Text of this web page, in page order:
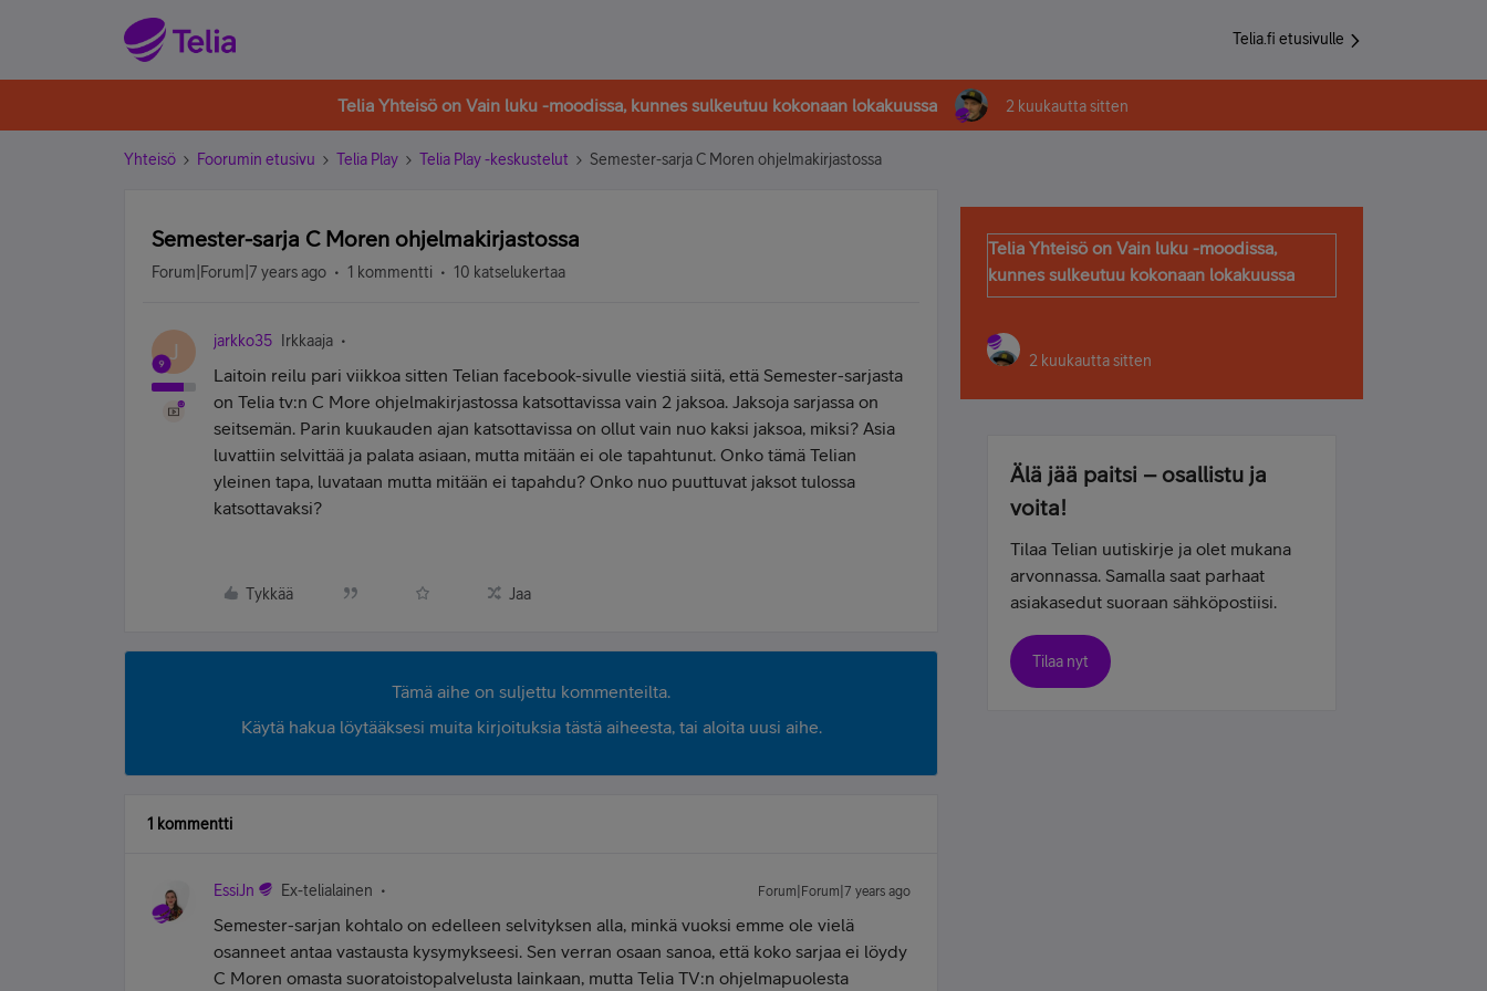
Telia.fi etusivulle
Telia Yhteisö on Vain luku -moodissa, kunnes sulkeutuu kokonaan lokakuussa 2 kuukautta sitten
Yhteisö Foorumin etusivu Telia Play Telia Play -keskustelut Semester-sarja C Moren ohjelmakirjastossa
Semester-sarja C Moren ohjelmakirjastossa
Forum|Forum|7 years ago 1 kommentti 10 katselukertaa
J jarkko35 Irkkaaja
Laitoin reilu pari viikkoa sitten Telian facebook-sivulle viestiä siitä, että Semester-sarjasta
on Telia tv:n C More ohjelmakirjastossa katsottavissa vain 2 jaksoa. Jaksoja sarjassa on
seitsemän. Parin kuukauden ajan katsottavissa on ollut vain nuo kaksi jaksoa, miksi? Asia
luvattiin selvittää ja palata asiaan, mutta mitään ei ole tapahtunut. Onko tämä Telian
yleinen tapa, luvataan mutta mitään ei tapahdu? Onko nuo puuttuvat jaksot tulossa
katsottavaksi?
Tykkää Jaa
Tämä aihe on suljettu kommenteilta.
Käytä hakua löytääksesi muita kirjoituksia tästä aiheesta, tai aloita uusi aihe.
1 kommentti
EssiJn Ex-telialainen Forum|Forum|7 years ago
Semester-sarjan kohtalo on edelleen selvityksen alla, minkä vuoksi emme ole vielä
osanneet antaa vastausta kysymykseesi. Sen verran osaan sanoa, että koko sarjaa ei löydy
C Moren omasta suoratoistopalvelusta lainkaan, mutta Telia TV:n ohjelmapuolesta
Telia Yhteisö on Vain luku -moodissa,
kunnes sulkeutuu kokonaan lokakuussa
2 kuukautta sitten
Älä jää paitsi – osallistu ja
voita!
Tilaa Telian uutiskirje ja olet mukana
arvonnassa. Samalla saat parhaat
asiakasedut suoraan sähköpostiisi.
Tilaa nyt